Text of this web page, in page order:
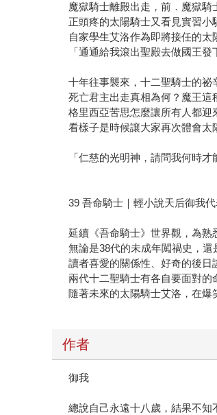
魔獄騎士離殿出走，前．魔獄騎
正頭疼的太陽騎士又看見實習小
自家學生艾洛作為即將接任的
「通通給我滾出聖殿去做國王發
十年往事襲來，十二聖騎士的祕
死亡君主出走真相為何？魔王這
格里西亞苦思怎麼讓所有人都
看樣子是時候讓大家再次體會太
「仁慈的光明神，請問我何時才
39 吾命騎士｜輕小說天后御我
延續《吾命騎士》世界觀，為熟
無論是38代的未成年闖禍史，還
讀者喜愛的關係性、好奇的後日
兩代十二聖騎士有各自要面對的
隨著未來的太陽騎士艾洛，在爆
作者
御我
總說自己永遠十八歲，結果不知